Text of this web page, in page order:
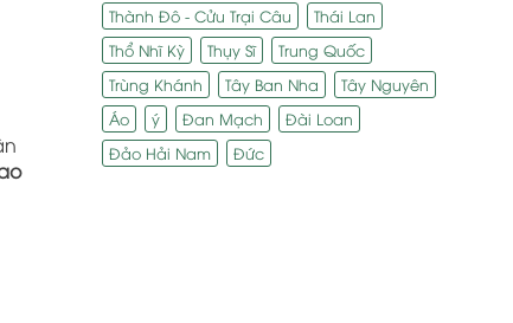
Thành Đô - Cửu Trại Câu
Thái Lan
Thổ Nhĩ Kỳ
Thụy Sĩ
Trung Quốc
Trùng Khánh
Tây Ban Nha
Tây Nguyên
Áo
ý Đan Mạch
Đài Loan
Đảo Hải Nam
Đức